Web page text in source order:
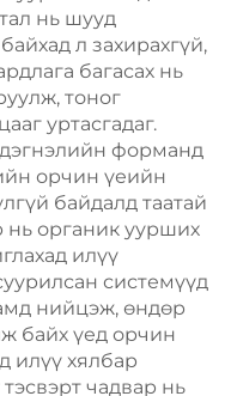
нь шууд
л захирахгүй,
багасах нь
тоног
уртасгадаг.
форманд
орчин үеийн
байдалд таатай
нь органик уурших
илүү
системүүд
нийцэж, өндөр
байх үед орчин
илүү хялбар
чадвар нь